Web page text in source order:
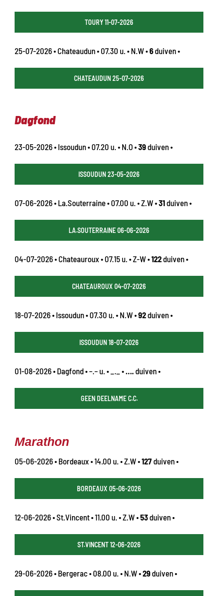
TOURY 11-07-2026
25-07-2026 • Chateaudun • 07.30 u. • N.W •6duiven •
CHATEAUDUN 25-07-2026
Dagfond
23-05-2026 • Issoudun • 07.20 u. • N.O •39duiven •
ISSOUDUN 23-05-2026
07-06-2026 • La.Souterraine • 07.00 u. • Z.W •31duiven •
LA.SOUTERRAINE 06-06-2026
04-07-2026 • Chateauroux • 07.15 u. • Z-W •122duiven •
CHATEAUROUX 04-07-2026
18-07-2026 • Issoudun • 07.30 u. • N.W •92duiven •
ISSOUDUN 18-07-2026
01-08-2026 • Dagfond • –.– u. • _._ •….duiven •
GEEN DEELNAME C.C.
Marathon
05-06-2026 • Bordeaux • 14.00 u. • Z.W •127duiven •
BORDEAUX 05-06-2026
12-06-2026 • St.Vincent • 11.00 u. • Z.W •53duiven •
ST.VINCENT 12-06-2026
29-06-2026 • Bergerac • 08.00 u. • N.W •29duiven •